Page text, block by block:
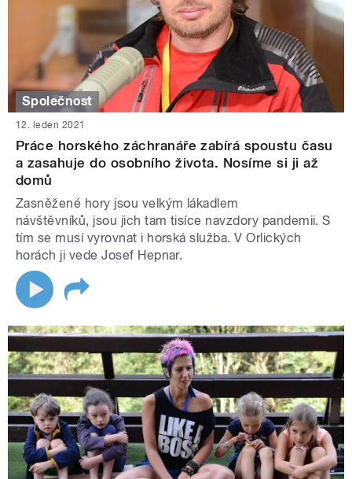
Společnost
12. leden 2021
Práce horského záchranáře zabírá spoustu času
a zasahuje do osobního života. Nosíme si ji až
domů
Zasněžené hory jsou velkým lákadlem
návštěvníků, jsou jich tam tisíce navzdory pandemii. S
tím se musí vyrovnat i horská služba. V Orlických
horách ji vede Josef Hepnar.